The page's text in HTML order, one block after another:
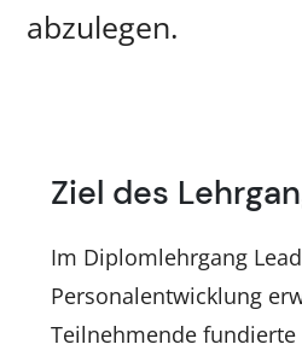
abzulegen.
Ziel des
Im Diplomlehrgang
Personalentwicklung
Teilnehmende